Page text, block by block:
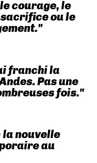
courage, le
ou le
franchi la
Pas une
fois."
la nouvelle
au